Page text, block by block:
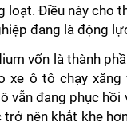
loạt. Điều này cho
đang là động
vốn là thành
xe ô tô chạy xăng
vẫn đang phục hồi
nên khắt khe